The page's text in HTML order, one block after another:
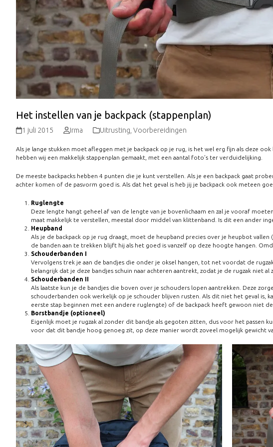
Het instellen van je backpack (stappenplan)
1 juli 2015 Irma Uitrusting Voorbereidingen
Als je lange stukken moet afleggen met je backpack op je rug, is het wel erg fijn als deze
hebben wij een makkelijk stappenplan gemaakt, met een aantal foto’s ter verduidelijking.
De meeste backpacks hebben 4 punten die je kunt verstellen. Als je een backpack gaat
achter komen of de pasvorm goed is. Als dat het geval is heb jij je backpack ook meteen
Ruglengte
Deze lengte hangt geheel af van de lengte van je bovenlichaam en zal je vooraf
maat makkelijk te verstellen, meestal door middel van klittenband. Is dit een ander
Heupband
Als je de backpack op je rug draagt, moet de heupband precies over je heupbot
de banden aan te trekken blijft hij als het goed is vanzelf op deze hoogte hangen.
Schouderbanden I
Vervolgens trek je aan de bandjes die onder je oksel hangen, tot net voordat de
belangrijk dat je deze bandjes schuin naar achteren aantrekt, zodat je de rugzak niet
Schouderbanden II
Als laatste kun je de bandjes die boven over je schouders lopen aantrekken. Deze
schouderbanden ook werkelijk op je schouder blijven rusten. Als dit niet het geval is,
eerste stap beginnen met een andere ruglengte) of de backpack heeft gewoon niet
Borstbandje (optioneel)
Eigenlijk moet je rugzak al zonder dit bandje als gegoten zitten, dus voor het passen
voor dat dit bandje hoog genoeg zit, op deze manier wordt zoveel mogelijk gewicht